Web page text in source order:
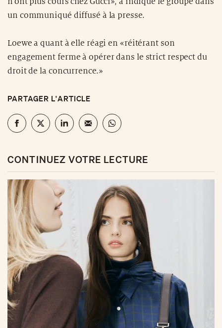
un communiqué diffusé à la presse.
Loewe a quant à elle réagi en «réitérant son
engagement ferme à opérer dans le strict respect du
droit de la concurrence.»
PARTAGER L'ARTICLE
CONTINUEZ VOTRE LECTURE